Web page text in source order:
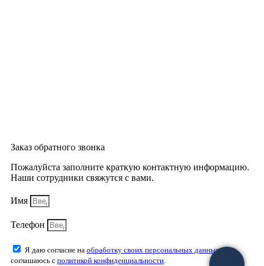
Заказ обратного звонка
Пожалуйста заполните краткую контактную информацию.
Наши сотрудники свяжутся с вами.
Имя
Телефон
Я даю согласие на обработку своих персональных данныхи
соглашаюсь с политикой конфиденциальности.